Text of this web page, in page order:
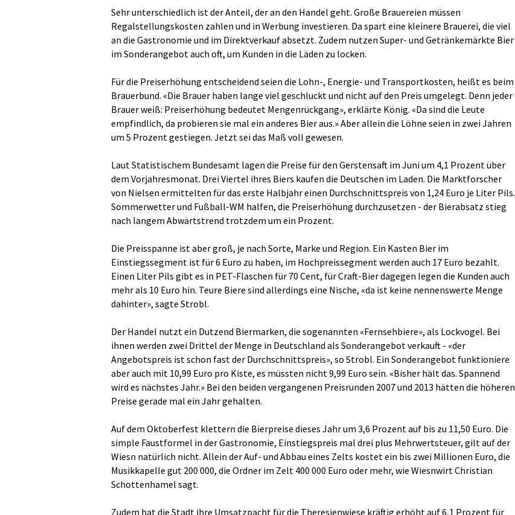
Sehr unterschiedlich ist der Anteil, der an den Handel geht. Große Brauereien müssen
Regalstellungskosten zahlen und in Werbung investieren. Da spart eine kleinere Brauerei, die viel
an die Gastronomie und im Direktverkauf absetzt. Zudem nutzen Super- und Getränkemärkte Bier
im Sonderangebot auch oft, um Kunden in die Läden zu locken.
Für die Preiserhöhung entscheidend seien die Lohn-, Energie- und Transportkosten, heißt es beim
Brauerbund. «Die Brauer haben lange viel geschluckt und nicht auf den Preis umgelegt. Denn jeder
Brauer weiß: Preiserhöhung bedeutet Mengenrückgang», erklärte König. «Da sind die Leute
empfindlich, da probieren sie mal ein anderes Bier aus.» Aber allein die Löhne seien in zwei Jahren
um 5 Prozent gestiegen. Jetzt sei das Maß voll gewesen.
Laut Statistischem Bundesamt lagen die Preise für den Gerstensaft im Juni um 4,1 Prozent über
dem Vorjahresmonat. Drei Viertel ihres Biers kaufen die Deutschen im Laden. Die Marktforscher
von Nielsen ermittelten für das erste Halbjahr einen Durchschnittspreis von 1,24 Euro je Liter Pils.
Sommerwetter und Fußball-WM halfen, die Preiserhöhung durchzusetzen - der Bierabsatz stieg
nach langem Abwärtstrend trotzdem um ein Prozent.
Die Preisspanne ist aber groß, je nach Sorte, Marke und Region. Ein Kasten Bier im
Einstiegssegment ist für 6 Euro zu haben, im Hochpreissegment werden auch 17 Euro bezahlt.
Einen Liter Pils gibt es in PET-Flaschen für 70 Cent, für Craft-Bier dagegen legen die Kunden auch
mehr als 10 Euro hin. Teure Biere sind allerdings eine Nische, «da ist keine nennenswerte Menge
dahinter», sagte Strobl.
Der Handel nutzt ein Dutzend Biermarken, die sogenannten «Fernsehbiere», als Lockvogel. Bei
ihnen werden zwei Drittel der Menge in Deutschland als Sonderangebot verkauft - «der
Angebotspreis ist schon fast der Durchschnittspreis», so Strobl. Ein Sonderangebot funktioniere
aber auch mit 10,99 Euro pro Kiste, es müssten nicht 9,99 Euro sein. «Bisher hält das. Spannend
wird es nächstes Jahr.» Bei den beiden vergangenen Preisrunden 2007 und 2013 hätten die höheren
Preise gerade mal ein Jahr gehalten.
Auf dem Oktoberfest klettern die Bierpreise dieses Jahr um 3,6 Prozent auf bis zu 11,50 Euro. Die
simple Faustformel in der Gastronomie, Einstiegspreis mal drei plus Mehrwertsteuer, gilt auf der
Wiesn natürlich nicht. Allein der Auf- und Abbau eines Zelts kostet ein bis zwei Millionen Euro, die
Musikkapelle gut 200 000, die Ordner im Zelt 400 000 Euro oder mehr, wie Wiesnwirt Christian
Schottenhamel sagt.
Zudem hat die Stadt ihre Umsatzpacht für die Theresienwiese kräftig erhöht auf 6,1 Prozent für